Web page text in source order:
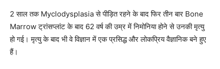
2 साल तक Myclodysplasia से पीड़ित रहने के बाद फिर तीन बार Bone
Marrow ट्रांसप्लांट के बाद 62 वर्ष की उम्र में निमोनिया होने से उनकी मृत्यु
हो गई। मृत्यु के बाद भी वे विज्ञान में एक प्रसिद्ध और लोकप्रिय वैज्ञानिक बने हुए
हैं।